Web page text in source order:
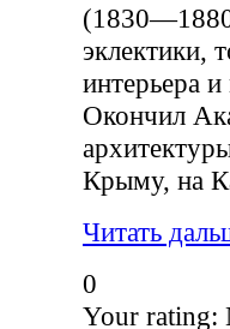
эклектики,
интерьера
Окончил
Крыму, на
Читать
0
Your rating: